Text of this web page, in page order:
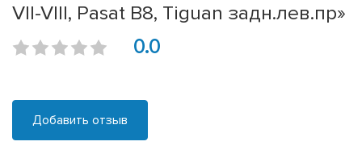
VII-VIII, Pasat B8, Tiguan задн.лев.пр»
0.0
Добавить отзыв